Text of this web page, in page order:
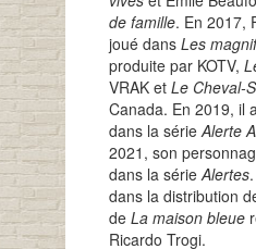
de famille. En 2017,
joué dans Les
produite par KOTV,
VRAK et Le Cheval-
Canada. En 2019, il
dans la série Alerte
2021, son
dans la série Alertes
dans la distribution
de La maison bleue
Ricardo Trogi.